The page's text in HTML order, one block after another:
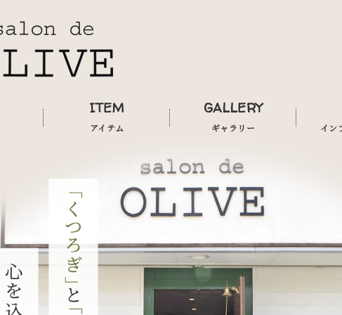
ITEM
アイテム
GALLERY
ギャラリー イン